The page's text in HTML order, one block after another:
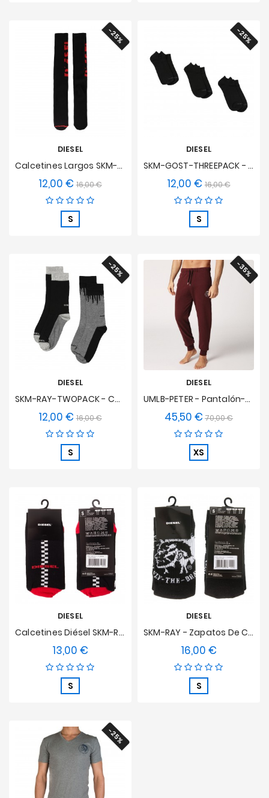
-25%
DIESEL
Calcetines Largos SKM-LONG -
12,00 € Precio
base
16,00 €Precio
S
-25%
DIESEL
SKM-GOST-THREEPACK - Calcetines De Tobillo (3-Pack) - Negro
12,00 € Precio
base
16,00 €Precio
S
-25%
DIESEL
SKM-RAY-TWOPACK - Calcetines De Dos Tonos (2-Pack)
12,00 € Precio
base
16,00 €Precio
S
-35%
DIESEL
UMLB-PETER - Pantalón-Borgoña
45,50 € Precio
base
70,00 €Precio
XS
DIESEL
Calcetines Diésel SKM-RAY - F1
13,00 €
S
DIESEL
SKM-RAY - Zapatos De Calzino Negro
16,00 €
S
-25%